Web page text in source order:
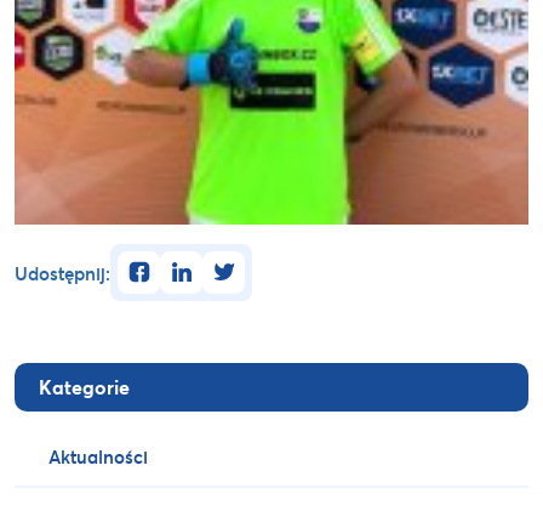
Kategorie
Aktualności
Udostępnij: facebooklinkedintwitter